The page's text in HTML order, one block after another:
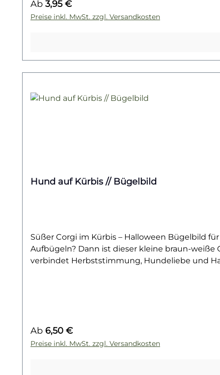
noch mehr Bügelbilder mit niedlichen
dein nächstes Lieblingsmotiv!
Regulärer Preis:
Ab 3,95 €
Preise inkl. MwSt. zzgl. Versandkosten
Hund auf Kürbis // Bügelbild
Süßer Corgi im Kürbis – Halloween Bügelbild
Aufbügeln? Dann ist dieser kleine braun-weiße
verbindet Herbststimmung, Hundeliebe und
Haustieren und Vierbeinern entdecken? Dann
Regulärer Preis:
Ab 6,50 €
Preise inkl. MwSt. zzgl. Versandkosten